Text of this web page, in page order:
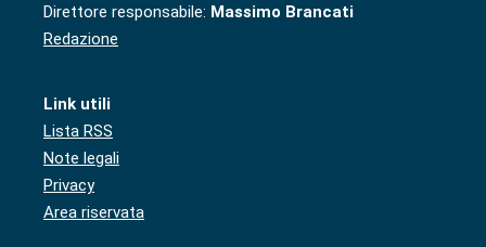
Direttore responsabile: Massimo Brancati
Redazione
Link utili
Lista RSS
Note legali
Privacy
Area riservata